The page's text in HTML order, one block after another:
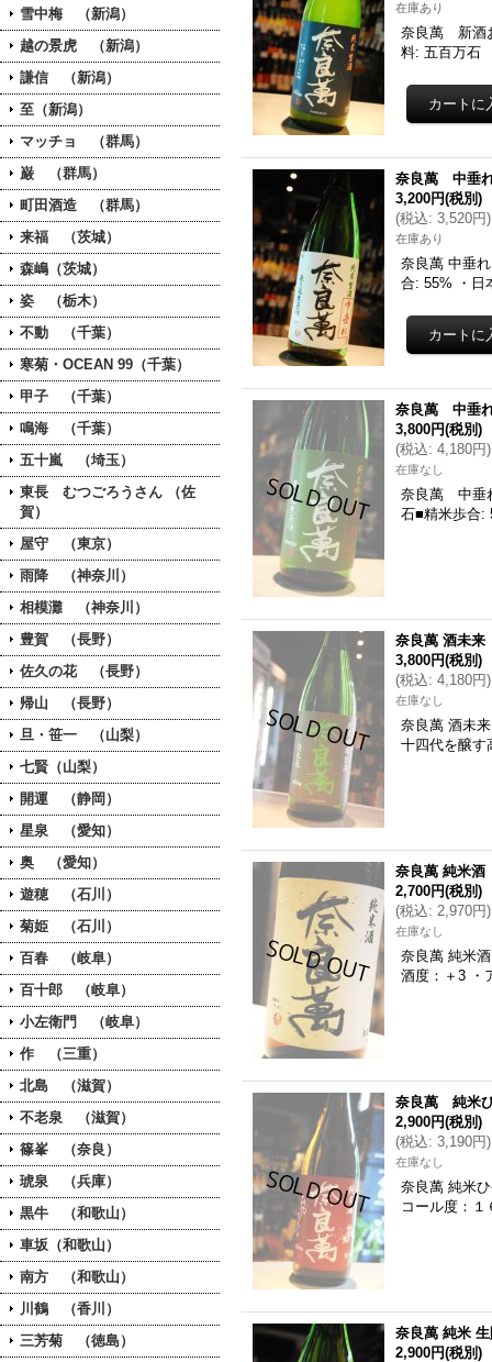
雪中梅 （新潟）
越の景虎 （新潟）
謙信 （新潟）
至（新潟）
マッチョ （群馬）
巌 （群馬）
町田酒造 （群馬）
来福 （茨城）
森嶋（茨城）
姿 （栃木）
不動 （千葉）
寒菊・OCEAN 99（千葉）
甲子 （千葉）
鳴海 （千葉）
五十嵐 （埼玉）
東長 むつごろうさん （佐
賀）
屋守 （東京）
雨降 （神奈川）
相模灘 （神奈川）
豊賀 （長野）
佐久の花 （長野）
帰山 （長野）
旦・笹一 （山梨）
七賢（山梨）
開運 （静岡）
星泉 （愛知）
奥 （愛知）
遊穂 （石川）
菊姫 （石川）
百春 （岐阜）
百十郎 （岐阜）
小左衛門 （岐阜）
作 （三重）
北島 （滋賀）
不老泉 （滋賀）
篠峯 （奈良）
琥泉 （兵庫）
黒牛 （和歌山）
車坂（和歌山）
南方 （和歌山）
川鶴 （香川）
三芳菊 （徳島）
在庫あり
奈良萬 新酒
料: 五百万石
奈良萬 中垂
3,200円(税別)
(税込: 3,520円)
在庫あり
奈良萬 中垂
合: 55% ・日
奈良萬 中垂
3,800円(税別)
(税込: 4,180円)
在庫なし
奈良萬 中垂
石■精米歩合:
奈良萬 酒未
3,800円(税別)
(税込: 4,180円)
在庫なし
奈良萬 酒未
十四代を醸す
奈良萬 純米
2,700円(税別)
(税込: 2,970円)
在庫なし
奈良萬 純米
酒度：＋3 ・
奈良萬 純米
2,900円(税別)
(税込: 3,190円)
在庫なし
奈良萬 純米
コール度：
奈良萬 純米
2,900円(税別)